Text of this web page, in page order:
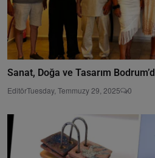
Sanat, Doğa ve Tasarım
EditörTuesday, Temmuzy 29, 2025 0